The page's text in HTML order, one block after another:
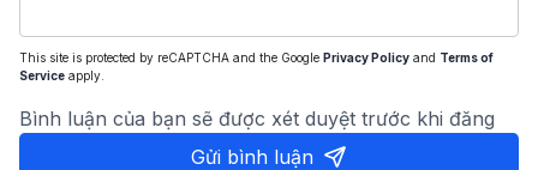
This site is protected by reCAPTCHA and the Google Privacy Policy and Terms of
Service apply.
Bình luận của bạn sẽ được xét duyệt trước khi đăng
Gửi bình luận